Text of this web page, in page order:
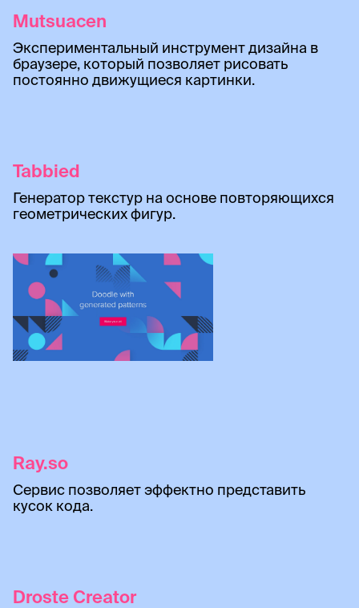
Mutsuacen
Экспериментальный инструмент дизайна в
браузере, который позволяет рисовать
постоянно движущиеся картинки.
Tabbied
Генератор текстур на основе повторяющихся
геометрических фигур.
Ray.so
Сервис позволяет эффектно представить
кусок кода.
Droste Creator